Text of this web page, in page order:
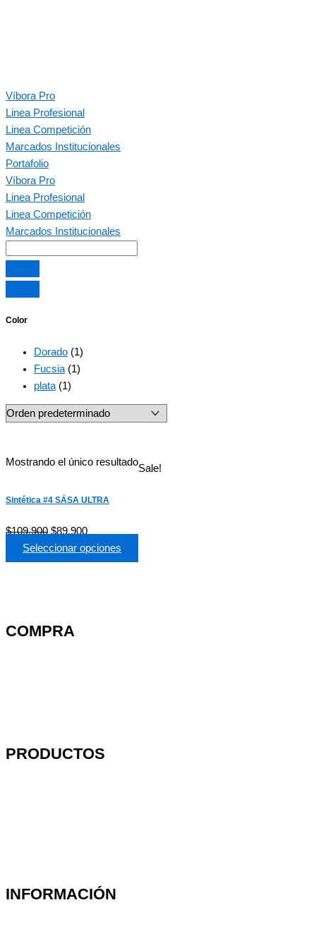
Víbora Pro
Linea Profesional
Linea Competición
Marcados Institucionales
Portafolio
Víbora Pro
Linea Profesional
Linea Competición
Marcados Institucionales
Color
Dorado (1)
Fucsia (1)
plata (1)
Mostrando el único resultado
Sale!
Sintética #4 SÁSA ULTRA
$109,900 $89,900
Seleccionar opciones
COMPRA
PRODUCTOS
INFORMACIÓN